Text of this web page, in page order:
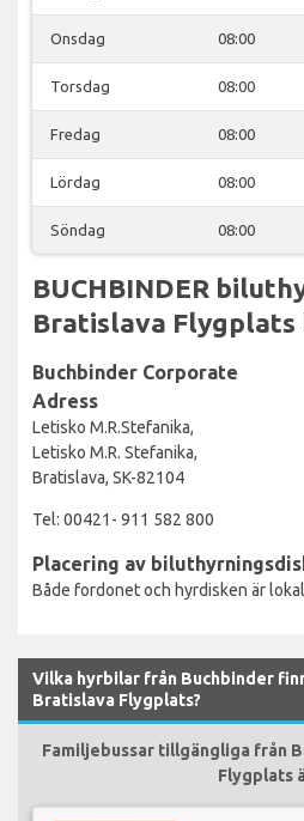
Onsdag 08:00
Torsdag 08:00
Fredag 08:00
Lördag 08:00
Söndag 08:00
BUCHBINDER
Bratislava Flygplats
Buchbinder Corporate
Adress
Letisko M.R.Stefanika,
Letisko M.R. Stefanika,
Bratislava, SK-82104
Tel: 00421- 911 582 800
Placering av
Både fordonet och hyrdisken är
Vilka hyrbilar från Buchbinder
Bratislava Flygplats?
Familjebussar tillgängliga från
Flygplats